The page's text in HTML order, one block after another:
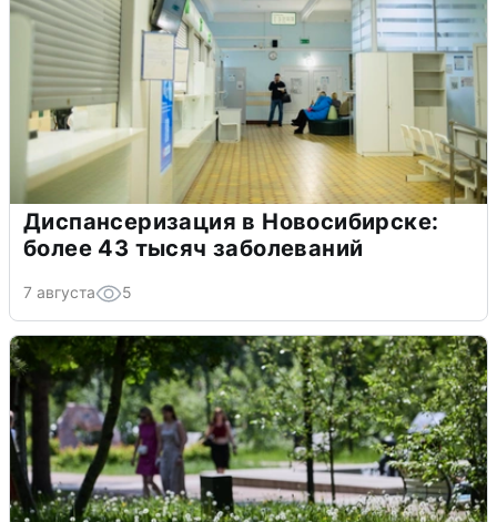
Диспансеризация в Новосибирске:
более 43 тысяч заболеваний
7 августа 5